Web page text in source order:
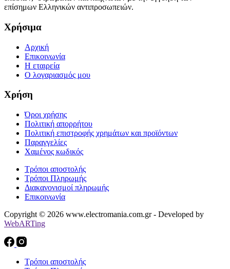
επίσημων Ελληνικών αντιπροσωπειών.
Χρήσιμα
Αρχική
Επικοινωνία
Η εταιρεία
Ο λογαριασμός μου
Χρήση
Όροι χρήσης
Πολιτική απορρήτου
Πολιτική επιστροφής χρημάτων και προϊόντων
Παραγγελίες
Χαμένος κωδικός
Τρόποι αποστολής
Τρόποι Πληρωμής
Διακανονισμοί πληρωμής
Επικοινωνία
Copyright © 2026 www.electromania.com.gr - Developed by
WebARTing
Τρόποι αποστολής